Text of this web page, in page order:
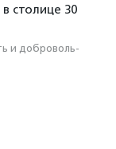
столице 30
и доброволь­